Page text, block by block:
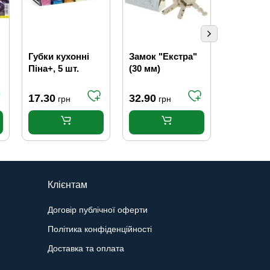
Губки кухонні
Піна+, 5 шт.
17.30 грн
Замок "Екстра"
(30 мм)
32.90 грн
Клієнтам
Договір публічної оферти
Політика конфіденційності
Доставка та оплата